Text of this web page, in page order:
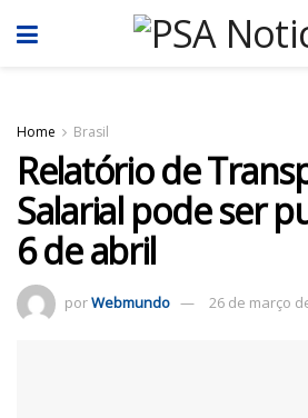
Home Brasil
Relatório de
Salarial pode ser
6 de abril
porWebmundo 26 de março